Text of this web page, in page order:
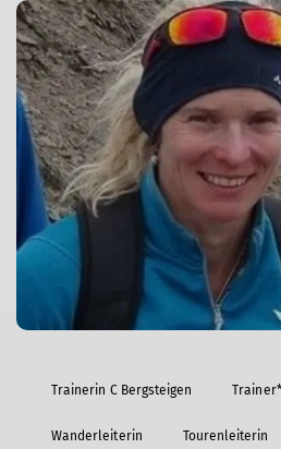
Trainerin C Bergsteigen
Wanderleiterin Tourenleiterin